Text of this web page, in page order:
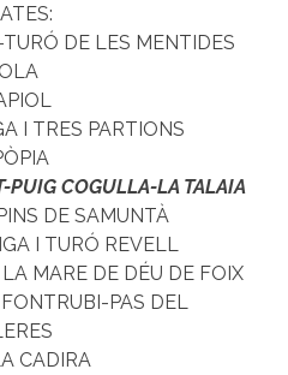
TURÓ DE LES MENTIDES
I TRES PARTIONS
PUIG COGULLA-LA TALAIA
DE SAMUNTÀ
I TURÓ REVELL
MARE DE DÉU DE FOIX
PAS DEL
CADIRA